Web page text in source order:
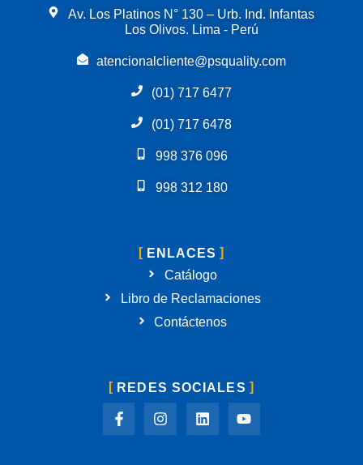
Av. Los Platinos N° 130 – Urb. Ind. Infantas
Los Olivos. Lima - Perú
atencionalcliente@psquality.com
(01) 717 6477
(01) 717 6478
998 376 096
998 312 180
ENLACES
Catálogo
Libro de Reclamaciones
Contáctenos
REDES SOCIALES